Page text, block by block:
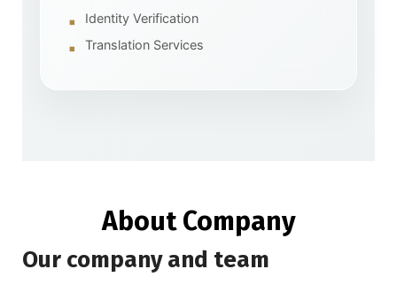
Identity Verification
Translation Services
About Company
Our company and team